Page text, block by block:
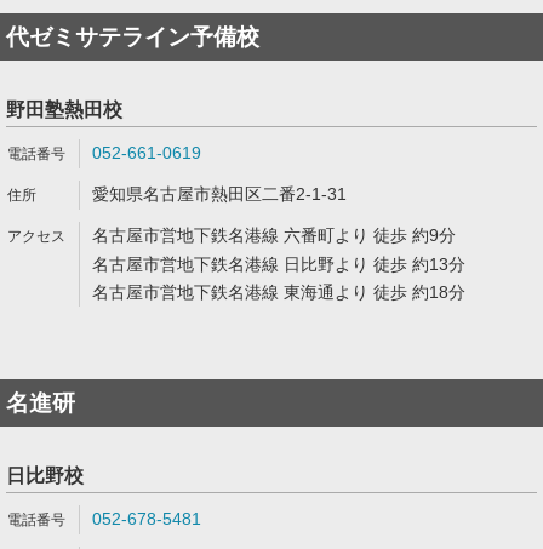
代ゼミサテライン予備校
野田塾熱田校
052-661-0619
愛知県名古屋市熱田区二番2-1-31
名古屋市営地下鉄名港線 六番町より 徒歩 約9分
名古屋市営地下鉄名港線 日比野より 徒歩 約13分
名古屋市営地下鉄名港線 東海通より 徒歩 約18分
名進研
日比野校
052-678-5481